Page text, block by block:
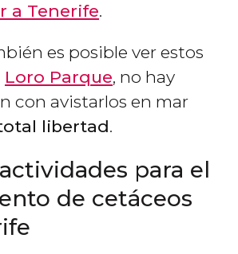
a Tenerife.
es posible ver estos
Loro Parque, no hay
con avistarlos en mar
libertad.
para el
de cetáceos